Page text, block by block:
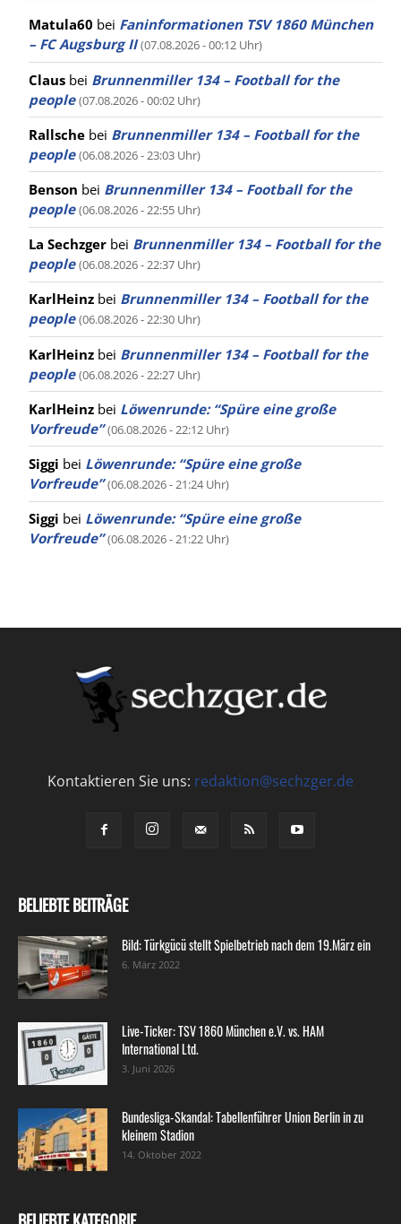
Matula60 bei Faninformationen TSV 1860 München
– FC Augsburg II (07.08.2026 - 00:12 Uhr)
Claus bei Brunnenmiller 134 – Football for the
people (07.08.2026 - 00:02 Uhr)
Rallsche bei Brunnenmiller 134 – Football for the
people (06.08.2026 - 23:03 Uhr)
Benson bei Brunnenmiller 134 – Football for the
people (06.08.2026 - 22:55 Uhr)
La Sechzger bei Brunnenmiller 134 – Football for the
people (06.08.2026 - 22:37 Uhr)
KarlHeinz bei Brunnenmiller 134 – Football for the
people (06.08.2026 - 22:30 Uhr)
KarlHeinz bei Brunnenmiller 134 – Football for the
people (06.08.2026 - 22:27 Uhr)
KarlHeinz bei Löwenrunde: “Spüre eine große
Vorfreude” (06.08.2026 - 22:12 Uhr)
Siggi bei Löwenrunde: “Spüre eine große
Vorfreude” (06.08.2026 - 21:24 Uhr)
Siggi bei Löwenrunde: “Spüre eine große
Vorfreude” (06.08.2026 - 21:22 Uhr)
Kontaktieren Sie uns: redaktion@sechzger.de
BELIEBTE BEITRÄGE
Bild: Türkgücü stellt Spielbetrieb nach dem 19.März ein
6. März 2022
Live-Ticker: TSV 1860 München e.V. vs. HAM
International Ltd.
3. Juni 2026
Bundesliga-Skandal: Tabellenführer Union Berlin in zu
kleinem Stadion
14. Oktober 2022